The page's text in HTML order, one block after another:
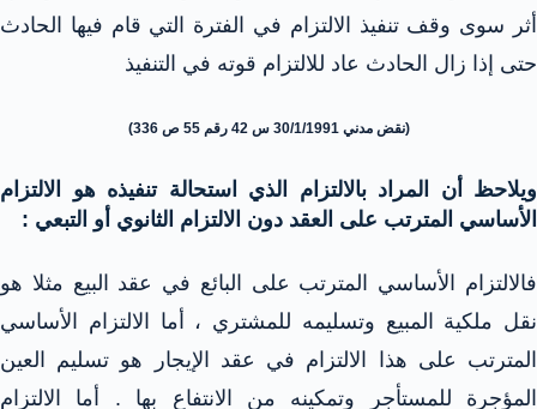
أثر سوى وقف تنفيذ الالتزام في الفترة التي قام فيها الحادث
حتى إذا زال الحادث عاد للالتزام قوته في التنفيذ
(نقض مدني 30/1/1991 س 42 رقم 55 ص 336)
ويلاحظ أن المراد بالالتزام الذي استحالة تنفيذه هو الالتزام
الأساسي المترتب على العقد دون الالتزام الثانوي أو التبعي :
فالالتزام الأساسي المترتب على البائع في عقد البيع مثلا هو
نقل ملكية المبيع وتسليمه للمشتري ، أما الالتزام الأساسي
المترتب على هذا الالتزام في عقد الإيجار هو تسليم العين
المؤجرة للمستأجر وتمكينه من الانتفاع بها . أما الالتزام